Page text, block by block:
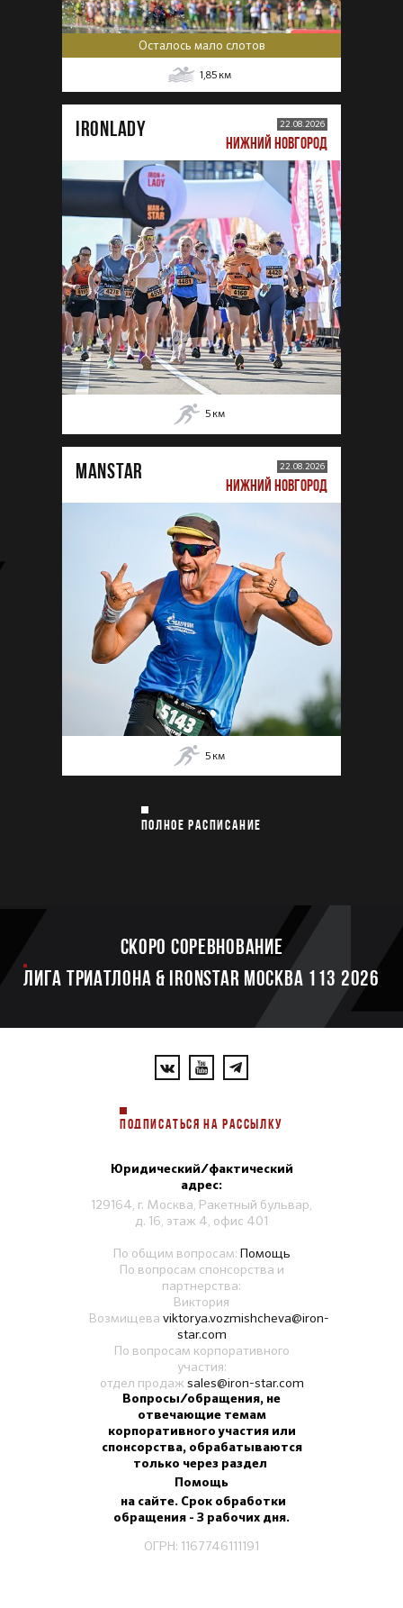
Осталось мало слотов
1,85 км
IRONLADY 22.08.2026
НИЖНИЙ НОВГОРОД
5 км
MANSTAR 22.08.2026
НИЖНИЙ НОВГОРОД
5 км
ПОЛНОЕ РАСПИСАНИЕ
Скоро соревнование
ЛИГА ТРИАТЛОНА & IRONSTAR МОСКВА 113 2026
ПОДПИСАТЬСЯ НА РАССЫЛКУ
Юридический/фактический
адрес:
129164, г. Москва, Ракетный бульвар,
д. 16, этаж 4, офис 401
По общим вопросам: Помощь
По вопросам спонсорства и
партнерства:
Виктория
Возмищева viktorya.vozmishcheva@iron-
star.com
По вопросам корпоративного
участия:
отдел продаж sales@iron-star.com
Вопросы/обращения, не
отвечающие темам
корпоративного участия или
спонсорства, обрабатываются
только через раздел
Помощь
на сайте. Срок обработки
обращения - 3 рабочих дня.
ОГРН: 1167746111191